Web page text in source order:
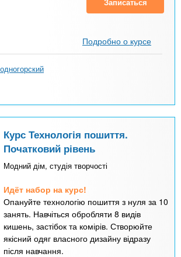
Подробно о курсе
Курс Технологія пошиття.
Початковий рівень
Модний дім, студія творчості
Идёт набор на курс!
Опануйте технологію пошиття з нуля за 10
занять. Навчіться обробляти 8 видів
кишень, застібок та комірів. Створюйте
якісний одяг власного дизайну відразу
після навчання.